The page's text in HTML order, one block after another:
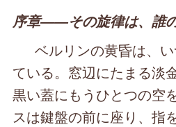
序章――その旋律は、誰
ベルリンの黄昏は、い
ている。窓辺にたまる淡
黒い蓋にもうひとつの空
スは鍵盤の前に座り、指